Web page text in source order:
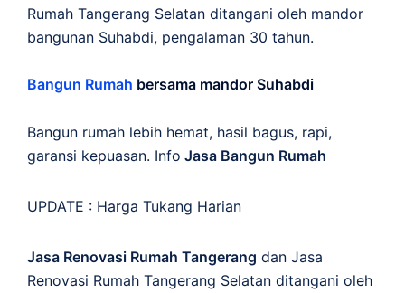
Rumah Tangerang Selatan ditangani oleh mandor
bangunan Suhabdi, pengalaman 30 tahun.
Bangun Rumah bersama mandor Suhabdi
Bangun rumah lebih hemat, hasil bagus, rapi,
garansi kepuasan. Info Jasa Bangun Rumah
UPDATE : Harga Tukang Harian
Jasa Renovasi Rumah Tangerang dan Jasa
Renovasi Rumah Tangerang Selatan ditangani oleh